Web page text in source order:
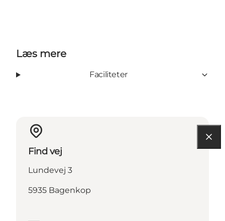
Læs mere
Faciliteter
Find vej
Lundevej 3
5935 Bagenkop